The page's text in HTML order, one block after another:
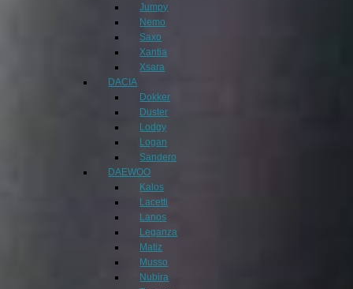
Jumpy
Nemo
Saxo
Xantia
Xsara
DACIA
Dokker
Duster
Lodgy
Logan
Sandero
DAEWOO
Kalos
Lacetti
Lanos
Leganza
Matiz
Musso
Nubira